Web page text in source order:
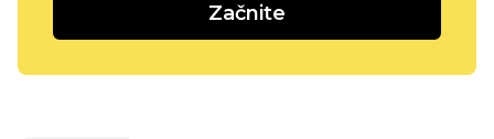
Začnite